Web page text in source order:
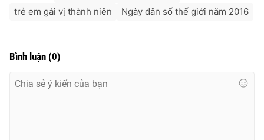
Ðiện thoại Thời báo VTV:024.66 897 897
Liên hệ quảng cáo:
trẻ em gái vị thành niên
Ngày dân số thế giới năm 2016
Bình luận (0)